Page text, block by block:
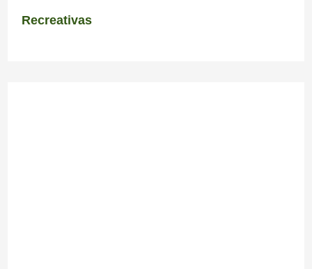
Recreativas